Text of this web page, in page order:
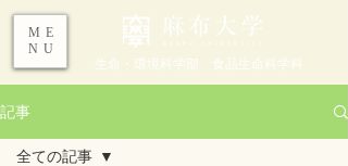
生命・環境科学部 食品生命科学科
ME
NU
記事
全ての記事